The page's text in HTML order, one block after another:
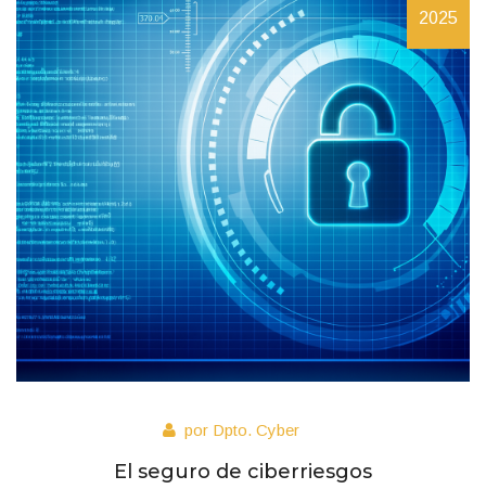
2025
por Dpto. Cyber
El seguro de ciberriesgos